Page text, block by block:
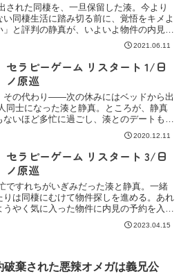
された同棲を、一旦保留した湊。今より
同棲生活に踏み切る前に、覚悟をキメよ
と評判の静真が、いよいよ物件の内見を
気カップル・静真×湊の、同... 2021.06.11
セラピーゲーム リスタート 1/日
ノ原巡
その代わり――次の休みにはベッドから出
同士になった湊と静真。ところが、静真
いほど多忙に過ごし、湊とのデートもま
いっしょに過ごす時間がとれるが...2020.12.11
セラピーゲーム リスタート 3/日
ノ原巡
ですれちがいぎみだった湊と静真。一緒
は同棲にむけて物件探しを進める。あれ
やく気に入った物件に内見の予約を入れ
ップル、スパダリ候補生・静真...2023.04.15
破棄された悪辣オメガは義兄公